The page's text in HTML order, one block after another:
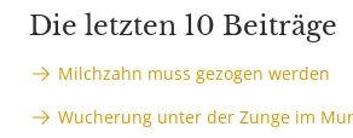
Die letzten 10 Beiträge
Milchzahn muss gezogen werden
Wucherung unter der Zunge im